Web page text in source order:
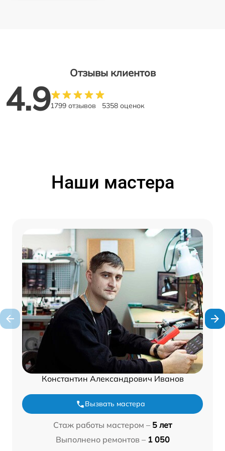
Отзывы клиентов
4.91799 отзывов 5358 оценок
Наши мастера
Константин Александрович Иванов
Вызвать мастера
Стаж работы мастером – 5 лет
Выполнено ремонтов – 1 050